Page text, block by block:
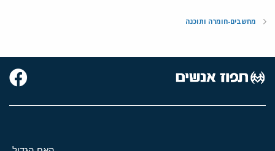
מחשבים-חומרה ותוכנה